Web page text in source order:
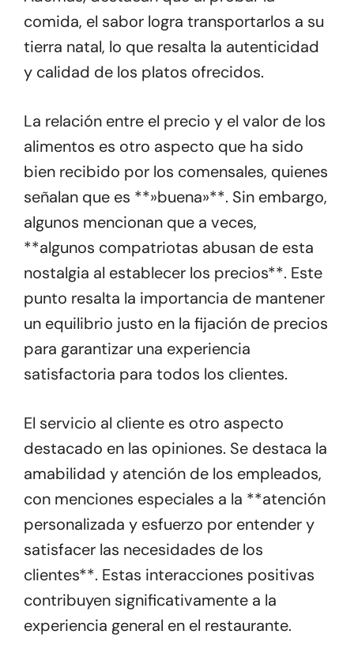
comida, el sabor logra transportarlos a su
tierra natal, lo que resalta la autenticidad
y calidad de los platos ofrecidos.
La relación entre el precio y el valor de los
alimentos es otro aspecto que ha sido
bien recibido por los comensales, quienes
señalan que es **»buena»**. Sin embargo,
algunos mencionan que a veces,
**algunos compatriotas abusan de esta
nostalgia al establecer los precios**. Este
punto resalta la importancia de mantener
un equilibrio justo en la fijación de precios
para garantizar una experiencia
satisfactoria para todos los clientes.
El servicio al cliente es otro aspecto
destacado en las opiniones. Se destaca la
amabilidad y atención de los empleados,
con menciones especiales a la **atención
personalizada y esfuerzo por entender y
satisfacer las necesidades de los
clientes**. Estas interacciones positivas
contribuyen significativamente a la
experiencia general en el restaurante.